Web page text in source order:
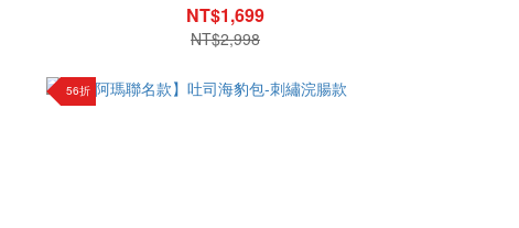
NT$1,699
NT$2,998
56折